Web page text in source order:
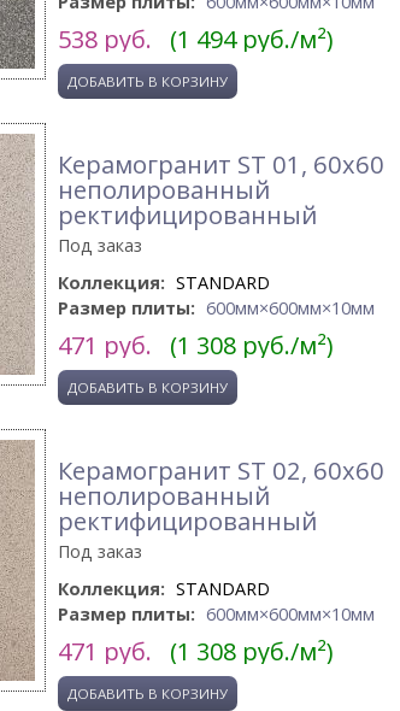
538руб. (1 494 руб./м²)
Керамогранит ST 01, 60x60
неполированный
ректифицированный
Под заказ
Коллекция: STANDARD
Размер плиты: 600мм×600мм×10мм
471 руб. (1 308 руб./м²)
Керамогранит ST 02, 60x60
неполированный
ректифицированный
Под заказ
Коллекция: STANDARD
Размер плиты: 600мм×600мм×10мм
471 руб. (1 308 руб./м²)